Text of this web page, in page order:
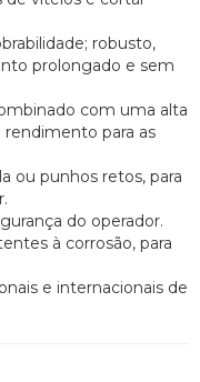
robusto,
prolongado e sem
com uma alta
para as
ou punhos retos, para
do operador.
à corrosão, para
e internacionais de